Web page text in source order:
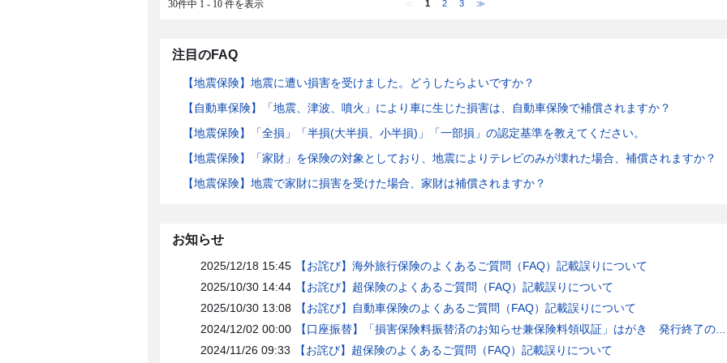
30件中 1 - 10 件を表示 1 2 3 ≫
注目のFAQ
【地震保険】地震に遭い損害を受けました。どうしたらよいですか？
【自動車保険】「地震、津波、噴火」により車に生じた損害は、自動車保険で補償されますか？
【地震保険】「全損」「半損(大半損、小半損)」「一部損」の認定基準を教えてください。
【地震保険】「家財」を保険の対象としており、地震によりテレビのみが壊れた場合、補償されますか？
【地震保険】地震で家財に損害を受けた場合、家財は補償されますか？
お知らせ
2025/12/18 15:45
【お詫び】海外旅行保険のよくあるご質問（FAQ）記載誤りについて
2025/10/30 14:44
【お詫び】超保険のよくあるご質問（FAQ）記載誤りについて
2025/10/30 13:08
【お詫び】自動車保険のよくあるご質問（FAQ）記載誤りについて
2024/12/02 00:00
【口座振替】「損害保険料振替済のお知らせ兼保険料領収証」はがき 発行終了の...
2024/11/26 09:33
【お詫び】超保険のよくあるご質問（FAQ）記載誤りについて